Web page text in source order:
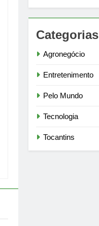
Categorias
Agronegócio
Entretenimento
Pelo Mundo
Tecnologia
Tocantins